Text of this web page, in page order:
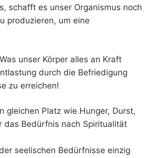
schafft es unser Organismus noch
produzieren, um eine
unser Körper alles an Kraft
durch die Befriedigung
zu erreichen!
gleichen Platz wie Hunger, Durst,
das Bedürfnis nach Spiritualität
seelischen Bedürfnisse einzig